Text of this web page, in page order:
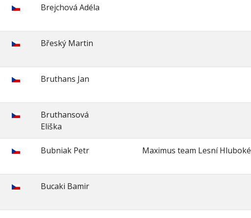
Brejchová Adéla
Břeský Martin
Bruthans Jan
Bruthansová
Eliška
Bubniak Petr Maximus team Lesní Hluboké
Bucaki Bamir